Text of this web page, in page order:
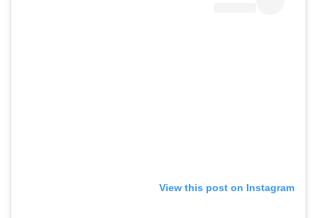
View this post on Instagram